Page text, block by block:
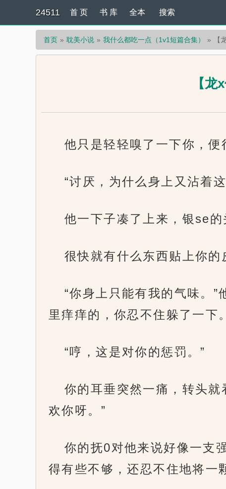
24511 首 页 书 库 全本 搜索
首页 耽美小说 我什么都吃一点（1v1短篇合集） 【
【
他只是轻轻嗅了一下你，便
“讨厌，为什么身上又沾着
他一下子凑了上来，银se
很快就有什么东西贴上你的
“你身上只能有我的气味。
里痒痒的，你忍不住躲了一下。
“哼，这是对你的惩罚。”
你的耳垂突然一痛，转头
欢你呀。”
你的抚0对他来说好像一支
得有些不够，还忍不住地将一